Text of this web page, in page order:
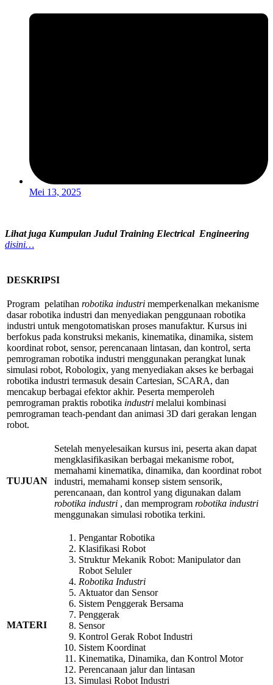
Mei 13, 2025
Lihat juga Kumpulan Judul Training Electrical Engineering
disini…
DESKRIPSI
Program pelatihan robotika industri memperkenalkan mekanisme
dasar robotika industri dan menyediakan penggunaan robotika
industri untuk mengotomatiskan proses manufaktur. Kursus ini
berfokus pada konstruksi mekanis, kinematika, dinamika, sistem
koordinat robot, sensor, perencanaan lintasan, dan kontrol, serta
pemrograman robotika industri menggunakan perangkat lunak
simulasi robot, Robologix, yang menyediakan akses ke berbagai
robotika industri termasuk desain Cartesian, SCARA, dan
mencakup berbagai efektor akhir. Peserta memperoleh
pemrograman praktis robotika industri melalui kombinasi
pemrograman teach-pendant dan animasi 3D dari gerakan lengan
robot.
TUJUAN
Setelah menyelesaikan kursus ini, peserta akan dapat
mengklasifikasikan berbagai mekanisme robot,
memahami kinematika, dinamika, dan koordinat robot
industri, memahami konsep sistem sensorik,
perencanaan, dan kontrol yang digunakan dalam
robotika industri , dan memprogram robotika industri
menggunakan simulasi robotika terkini.
MATERI
Pengantar Robotika
Klasifikasi Robot
Struktur Mekanik Robot: Manipulator dan
Robot Seluler
Robotika Industri
Aktuator dan Sensor
Sistem Penggerak Bersama
Penggerak
Sensor
Kontrol Gerak Robot Industri
Sistem Koordinat
Kinematika, Dinamika, dan Kontrol Motor
Perencanaan jalur dan lintasan
Simulasi Robot Industri